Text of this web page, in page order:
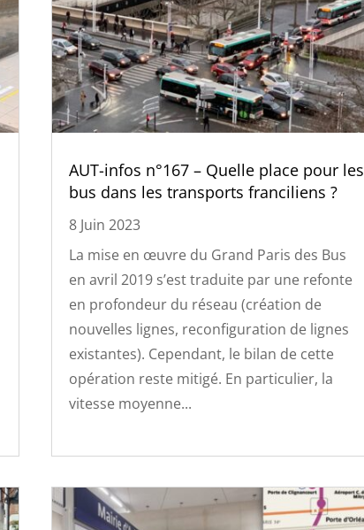
AUT-infos n°167 – Quelle place pour les
bus dans les transports franciliens ?
8 Juin 2023
La mise en œuvre du Grand Paris des Bus
en avril 2019 s’est traduite par une refonte
en profondeur du réseau (création de
nouvelles lignes, reconfiguration de lignes
existantes). Cependant, le bilan de cette
opération reste mitigé. En particulier, la
vitesse moyenne...